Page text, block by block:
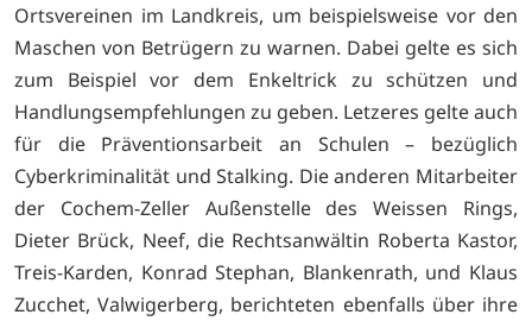
Ortsvereinen im Landkreis, um beispielsweise vor den
Maschen von Betrügern zu warnen. Dabei gelte es sich
zum Beispiel vor dem Enkeltrick zu schützen und
Handlungsempfehlungen zu geben. Letzeres gelte auch
für die Präventionsarbeit an Schulen – bezüglich
Cyberkriminalität und Stalking. Die anderen Mitarbeiter
der Cochem-Zeller Außenstelle des Weissen Rings,
Dieter Brück, Neef, die Rechtsanwältin Roberta Kastor,
Treis-Karden, Konrad Stephan, Blankenrath, und Klaus
Zucchet, Valwigerberg, berichteten ebenfalls über ihre